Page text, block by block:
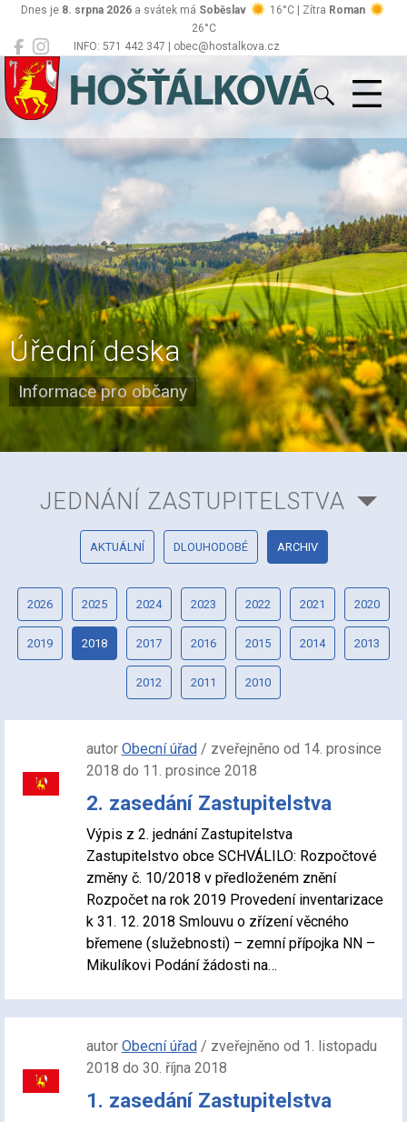
INFO: 571 442 347 | obec@hostalkova.cz
Dnes je 8. srpna 2026 a svátek má Soběslav 16°C | Zítra Roman
26°C
Hošťálková
Úřední deska
Informace pro občany
JEDNÁNÍ ZASTUPITELSTVA
AKTUÁLNÍ DLOUHODOBÉ ARCHIV
2026 2025 2024 2023 2022 2021 2020
2019 2018 2017 2016 2015 2014 2013
2012 2011 2010
autor Obecní úřad/ zveřejněno od 14. prosince
2018 do 11. prosince 2018
2. zasedání Zastupitelstva
Výpis z 2. jednání Zastupitelstva
Zastupitelstvo obce SCHVÁLILO: Rozpočtové
změny č. 10/2018 v předloženém znění
Rozpočet na rok 2019 Provedení inventarizace
k 31. 12. 2018 Smlouvu o zřízení věcného
břemene (služebnosti) – zemní přípojka NN –
Mikulíkovi Podání žádosti na…
autor Obecní úřad/ zveřejněno od 1. listopadu
2018 do 30. října 2018
1. zasedání Zastupitelstva